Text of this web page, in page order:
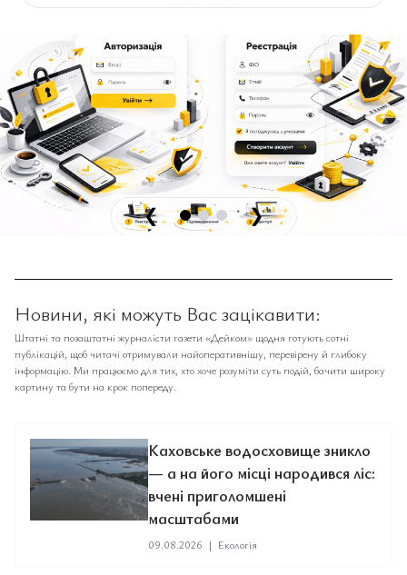
❮ ❯
Новини, які можуть Вас зацікавити:
Штатні та позаштатні журналісти газети «Дейком» щодня готують сотні
публікацій, щоб читачі отримували найоперативнішу, перевірену й глибоку
інформацію. Ми працюємо для тих, хто хоче розуміти суть подій, бачити широку
картину та бути на крок попереду.
Каховське водосховище зникло
— а на його місці народився ліс:
вчені приголомшені
масштабами
09.08.2026 | Екологія